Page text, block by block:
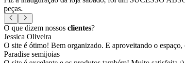
peças.
O que dizem nossos clientes?
Jessica Oliveira
O site é ótimo! Bem organizado. E aproveitando o
Paradise semijoias